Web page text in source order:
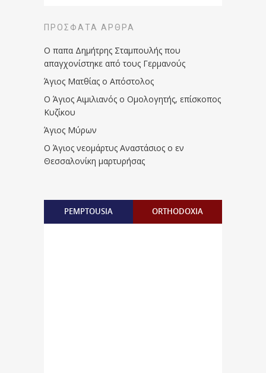
ΠΡΌΣΦΑΤΑ ΆΡΘΡΑ
Ο παπα Δημήτρης Σταμπουλής που
απαγχονίστηκε από τους Γερμανούς
Άγιος Ματθίας ο Απόστολος
Ο Άγιος Αιμιλιανός ο Ομολογητής, επίσκοπος
Κυζίκου
Άγιος Μύρων
Ο Άγιος νεομάρτυς Αναστάσιος ο εν
Θεσσαλονίκη μαρτυρήσας
PEMPTOUSIA ORTHODOXIA